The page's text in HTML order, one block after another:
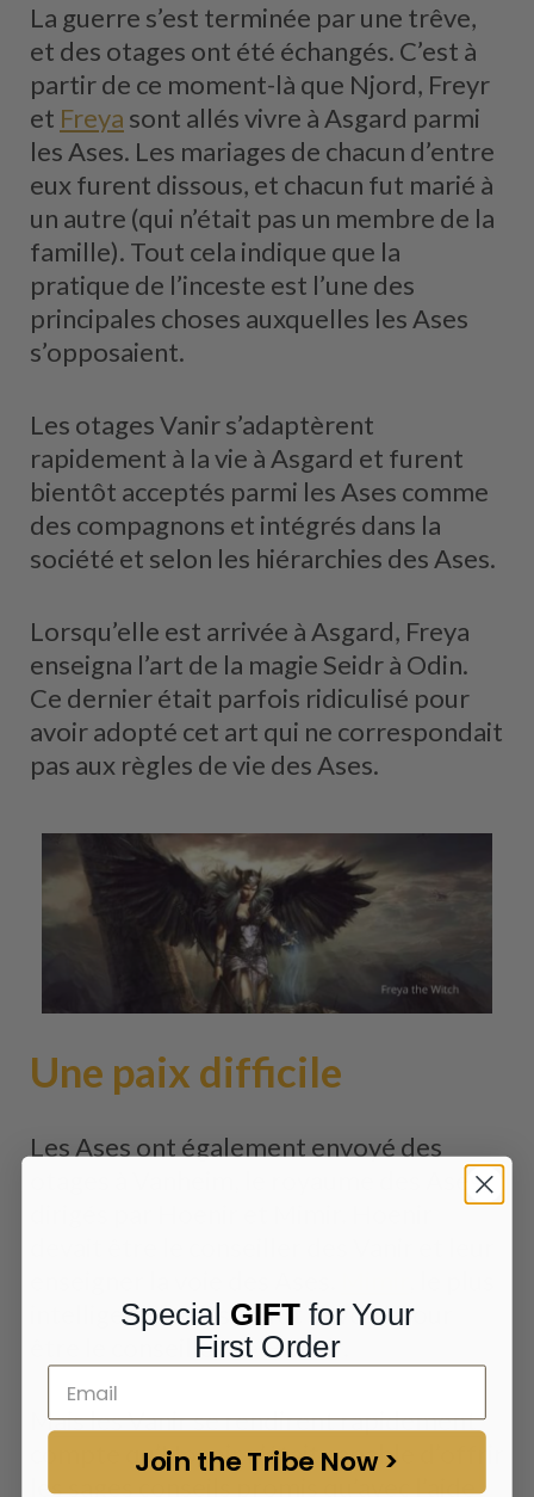
La guerre s’est terminée par une trêve,
et des otages ont été échangés. C’est à
partir de ce moment-là que Njord, Freyr
et Freya sont allés vivre à Asgard parmi
les Ases. Les mariages de chacun d’entre
eux furent dissous, et chacun fut marié à
un autre (qui n’était pas un membre de la
famille). Tout cela indique que la
pratique de l’inceste est l’une des
principales choses auxquelles les Ases
s’opposaient.
Les otages Vanir s’adaptèrent
rapidement à la vie à Asgard et furent
bientôt acceptés parmi les Ases comme
des compagnons et intégrés dans la
société et selon les hiérarchies des Ases.
Lorsqu’elle est arrivée à Asgard, Freya
enseigna l’art de la magie Seidr à Odin.
Ce dernier était parfois ridiculisé pour
avoir adopté cet art qui ne correspondait
pas aux règles de vie des Ases.
Une paix difficile
Les Ases ont également envoyé des
otages à Vanheim, le royaume des Ases,
intelligent des Ases, fut envoyé pour
être le conseiller de Hoenir.
Mais les Vanir se rendirent rapidement
compte qu’Honeir n’était capable d’offrir
les sages conseils promis qu’avec l’aide
Special GIFTfor Your
First Order
Join the Tribe Now >